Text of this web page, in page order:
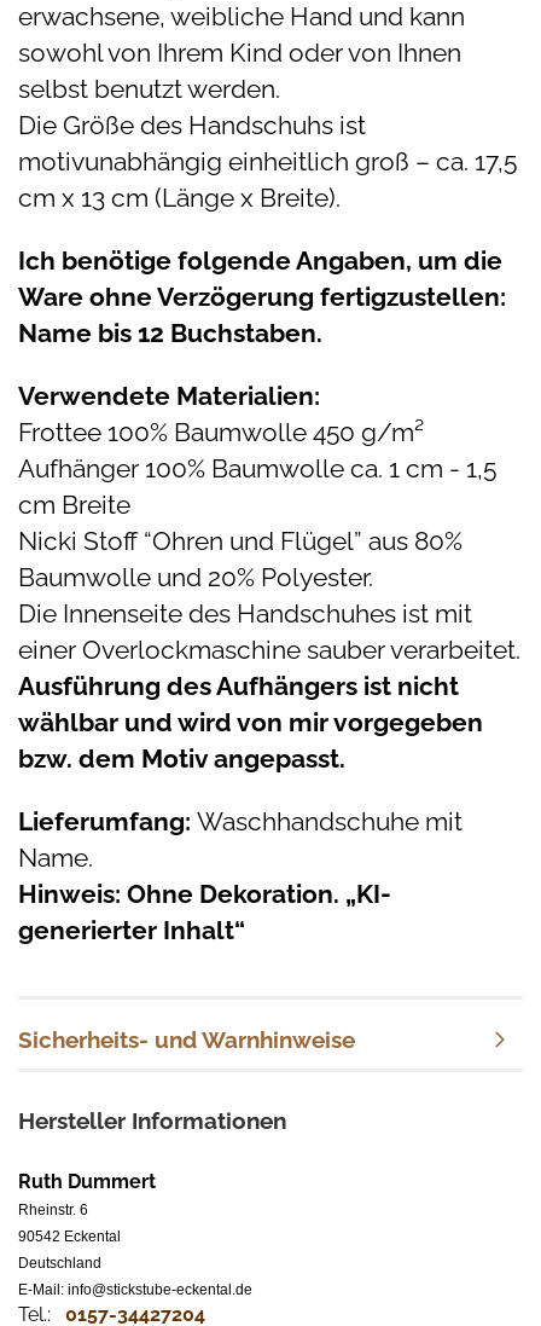
erwachsene, weibliche Hand und kann
sowohl von Ihrem Kind oder von Ihnen
selbst benutzt werden.
Die Größe des Handschuhs ist
motivunabhängig einheitlich groß – ca. 17,5
cm x 13 cm (Länge x Breite).
Ich benötige folgende Angaben, um die
Ware ohne Verzögerung fertigzustellen:
Name bis 12 Buchstaben.
Verwendete Materialien:
Frottee 100% Baumwolle 450 g/m²
Aufhänger 100% Baumwolle ca. 1 cm - 1,5
cm Breite
Nicki Stoff “Ohren und Flügel” aus 80%
Baumwolle und 20% Polyester.
Die Innenseite des Handschuhes ist mit
einer Overlockmaschine sauber verarbeitet.
Ausführung des Aufhängers ist nicht
wählbar und wird von mir vorgegeben
bzw. dem Motiv angepasst.
Lieferumfang: Waschhandschuhe mit
Name.
Hinweis: Ohne Dekoration. „KI-
generierter Inhalt“
Sicherheits- und Warnhinweise
Hersteller Informationen
Ruth Dummert
Rheinstr. 6
90542 Eckental
Deutschland
E-Mail: info@stickstube-eckental.de
Tel.: 0157-34427204​